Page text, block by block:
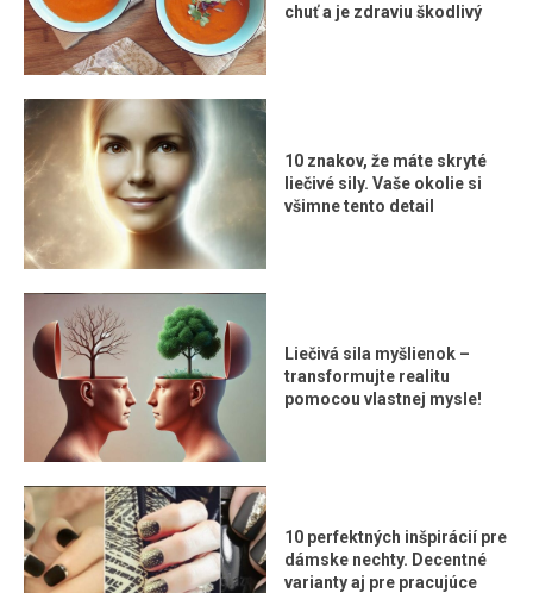
chuť a je zdraviu škodlivý
10 znakov, že máte skryté
liečivé sily. Vaše okolie si
všimne tento detail
Liečivá sila myšlienok –
transformujte realitu
pomocou vlastnej mysle!
10 perfektných inšpirácií pre
dámske nechty. Decentné
varianty aj pre pracujúce